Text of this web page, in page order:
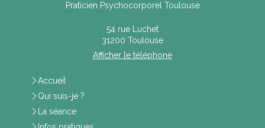
Praticien Psychocorporel Toulouse
54 rue Luchet
31200 Toulouse
Afficher le téléphone
Accueil
Qui suis-je ?
La séance